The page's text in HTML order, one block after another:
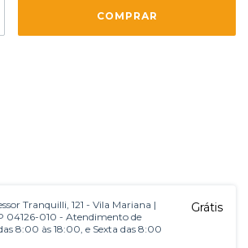
Tranquilli, 121 - Vila Mariana |
04126-010 - Atendimento de
8:00 às 18:00, e Sexta das 8:00
Grátis